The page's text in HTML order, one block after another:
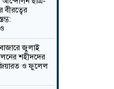
বীরত্বের
জুলাই
শহীদদের
ও ফুলেল